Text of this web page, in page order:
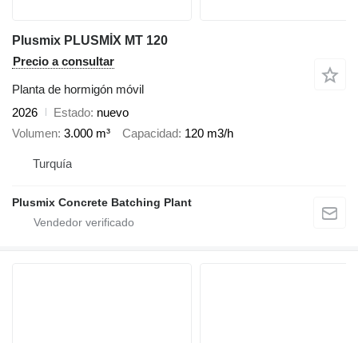
Plusmix PLUSMİX MT 120
Precio a consultar
Planta de hormigón móvil
2026
Estado nuevo
Volumen 3.000 m³ Capacidad 120 m3/h
Turquía
Plusmix Concrete Batching Plant